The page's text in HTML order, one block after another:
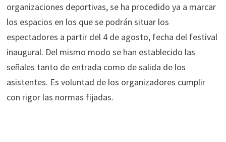
organizaciones deportivas, se ha procedido ya a marcar
los espacios en los que se podrán situar los
espectadores a partir del 4 de agosto, fecha del festival
inaugural. Del mismo modo se han establecido las
señales tanto de entrada como de salida de los
asistentes. Es voluntad de los organizadores cumplir
con rigor las normas fijadas.